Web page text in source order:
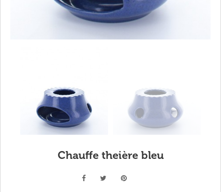
Chauffe theière bleu